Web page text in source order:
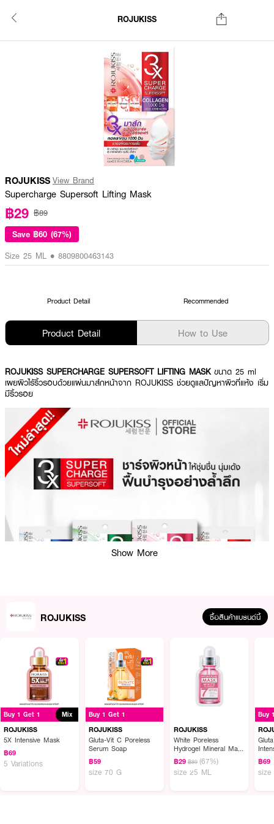
ROJUKISS
ROJUKISS View Brand
Supercharge Supersoft Lifting Mask
฿29 ฿89
Save ฿60 (67%)
Size 25 ML • 8809800463143
Product Detail Recommended
Product Detail How to Use
ROJUKISS SUPERCHARGE SUPERSOFT LIFTING MASKขนาด 25 ml
เผยผิวไร้ริ้วรอบด้วยแผ่นมาส์กหน้าจาก ROJUKISS ช่วยดูแลปัญหาผิวที่แห้ง เริ่ม
มีริ้วรอย
ผลลัพธ์ที่ได้ :
ชาร์จตความชุ่มชื้นให้ผิวนุ่มเด้ง ด้วยพลัง 3X จาก Collagen,Ceramide,Hyaluron
ช่วยดูแลปัญหาผิวที่แห้ง เริ่มมีริ้วรอยและความหย่อนคล้อยแก้ยากช่วยให้ผิวดู
กระชับ
● แผ่นมาส์ก ROJUKISS SUPERCHARGE SUPERSOFT LIFTING MASK
● ช่วยดูแลปัญหาผิวที่แห้ง
Show More
ROJUKISS ซื้อสินค้าแบรนด์นี้
Buy 1 Get 1 Mix
ROJUKISS
5X Intensive Mask
฿69
5 Variations
Buy 1 Get 1
ROJUKISS
Gluta-Vit C Poreless
Serum Soap
฿59
size 70 G
ROJUKISS
White Poreless
Hydrogel Mineral Mask
7
฿29 ฿89 (67%)
size 25 ML
Buy
฿69
size